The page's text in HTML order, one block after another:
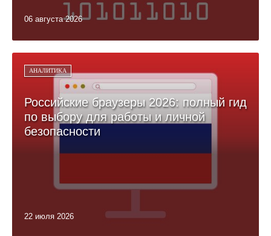
06 августа 2026
АНАЛИТИКА
Российские браузеры 2026: полный гид
по выбору для работы и личной
безопасности
22 июля 2026